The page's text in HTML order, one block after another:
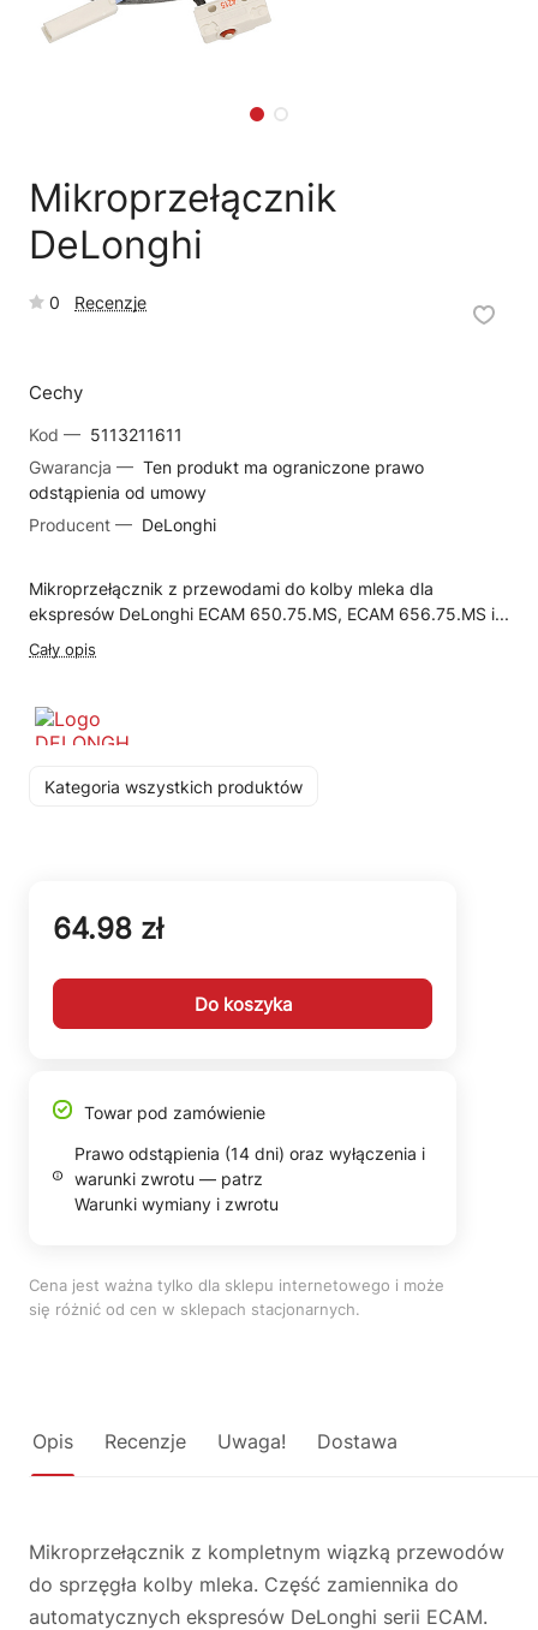
Mikroprzełącznik
DeLonghi
0 Recenzje
Cechy
Kod — 5113211611
Gwarancja — Ten produkt ma ograniczone prawo
odstąpienia od umowy
Producent — DeLonghi
Mikroprzełącznik z przewodami do kolby mleka dla
ekspresów DeLonghi ECAM 650.75.MS, ECAM 656.75.MS i...
Cały opis
Kategoria wszystkich produktów
64.98 zł
Do koszyka
Towar pod zamówienie
Prawo odstąpienia (14 dni) oraz wyłączenia i
warunki zwrotu — patrz
Warunki wymiany i zwrotu
Cena jest ważna tylko dla sklepu internetowego i może
się różnić od cen w sklepach stacjonarnych.
Opis Recenzje Uwaga! Dostawa
Mikroprzełącznik z kompletnym wiązką przewodów
do sprzęgła kolby mleka. Część zamiennika do
automatycznych ekspresów DeLonghi serii ECAM.
Reklamacja naprawy